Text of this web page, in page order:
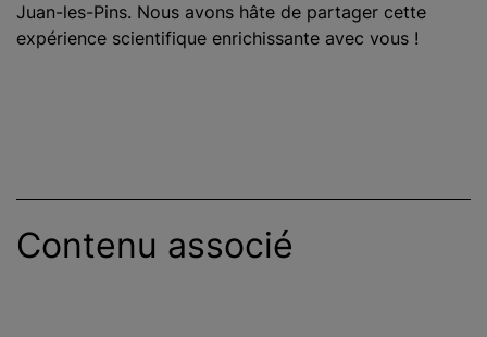
Juan-les-Pins. Nous avons hâte de partager cette
expérience scientifique enrichissante avec vous !
Contenu associé